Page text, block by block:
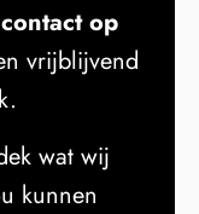
op
vrijblijvend
wat wij
kunnen